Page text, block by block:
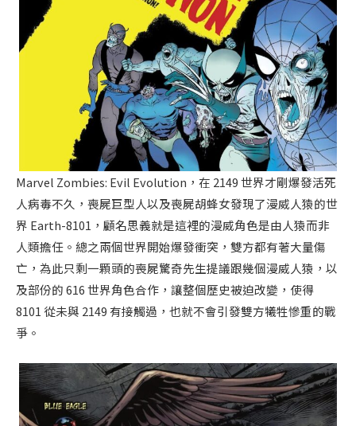
Marvel Zombies: Evil Evolution，在 2149 世界才剛爆發活死
人病毒不久，喪屍巨型人以及喪屍胡蜂女發現了漫威人猿的世
界 Earth-8101，顧名思義就是這裡的漫威角色是由人猿而非
人類擔任。總之兩個世界開始爆發衝突，雙方都有著大量傷
亡，為此只剩一顆頭的喪屍驚奇先生提議跟幾個漫威人猿，以
及部份的 616 世界角色合作，讓整個歷史被迫改變，使得
8101 從未與 2149 有接觸過，也就不會引發雙方犧牲慘重的戰
爭。